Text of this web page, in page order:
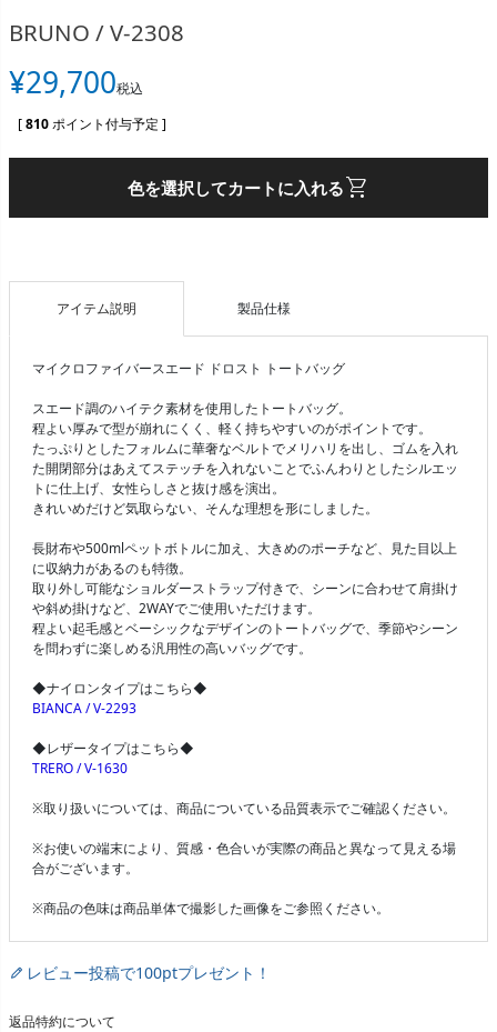
BRUNO / V-2308
¥29,700税込
[810ポイント付与予定 ]
色を選択してカートに入れるshopping_cart
アイテム説明 製品仕様
マイクロファイバースエード ドロスト トートバッグ
スエード調のハイテク素材を使用したトートバッグ。
程よい厚みで型が崩れにくく、軽く持ちやすいのがポイントです。
たっぷりとしたフォルムに華奢なベルトでメリハリを出し、ゴムを入れ
た開閉部分はあえてステッチを入れないことでふんわりとしたシルエッ
トに仕上げ、女性らしさと抜け感を演出。
きれいめだけど気取らない、そんな理想を形にしました。
長財布や500mlペットボトルに加え、大きめのポーチなど、見た目以上
に収納力があるのも特徴。
取り外し可能なショルダーストラップ付きで、シーンに合わせて肩掛け
や斜め掛けなど、2WAYでご使用いただけます。
程よい起毛感とベーシックなデザインのトートバッグで、季節やシーン
を問わずに楽しめる汎用性の高いバッグです。
◆ナイロンタイプはこちら◆
BIANCA / V-2293
◆レザータイプはこちら◆
TRERO / V-1630
※取り扱いについては、商品についている品質表示でご確認ください。
※お使いの端末により、質感・色合いが実際の商品と異なって見える場
合がございます。
※商品の色味は商品単体で撮影した画像をご参照ください。
レビュー投稿で100ptプレゼント！
返品特約について